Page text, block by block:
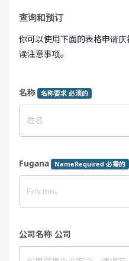
查询和预订
你可以使用下面的表格申请
读注意事项。
名称 名称要求 必须的
Fugana NameRequired 必需的
公司名称 公司